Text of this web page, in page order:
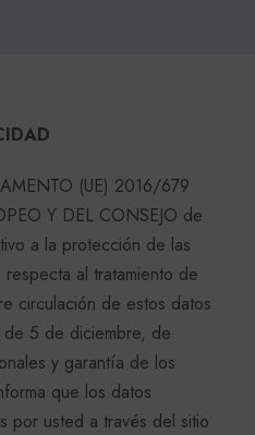
(UE) 2016/679
Y DEL CONSEJO de
a la protección de las
al tratamiento de
circulación de estos datos
5 de diciembre, de
y garantía de los
que los datos
por usted a través del sitio